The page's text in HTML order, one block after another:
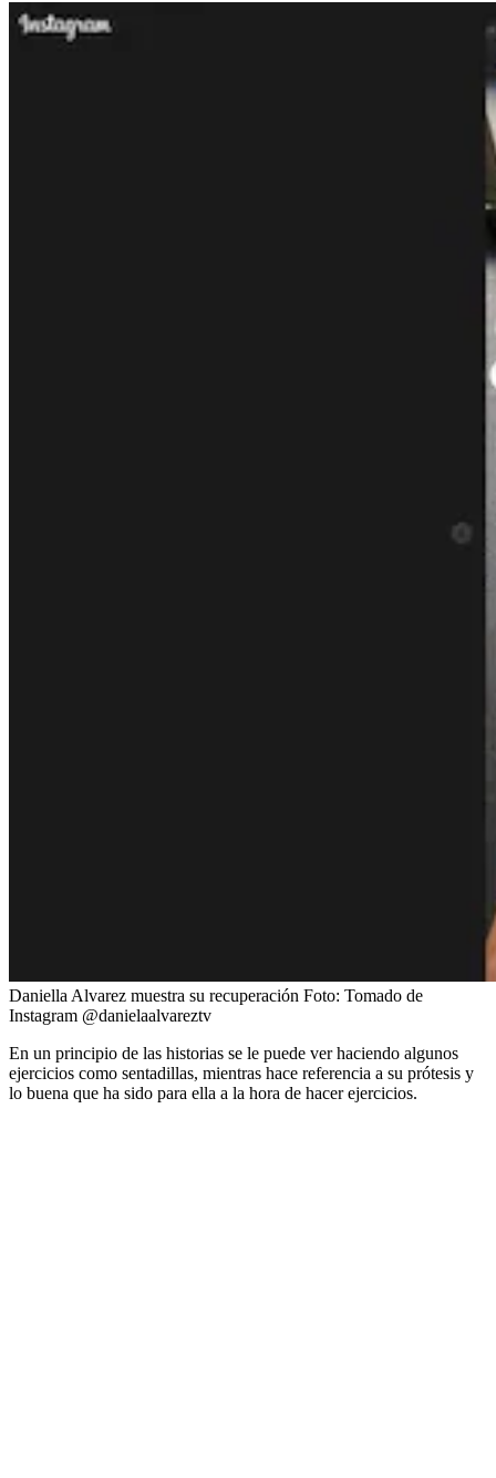
Daniella Alvarez muestra su recuperación Foto: Tomado de
Instagram @danielaalvareztv
En un principio de las historias se le puede ver haciendo algunos
ejercicios como sentadillas, mientras hace referencia a su prótesis y
lo buena que ha sido para ella a la hora de hacer ejercicios.